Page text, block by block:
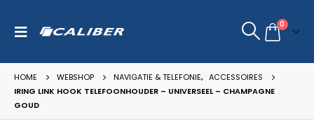
0
HOME WEBSHOP NAVIGATIE & TELEFONIE, ACCESSOIRES
IRING LINK HOOK TELEFOONHOUDER – UNIVERSEEL – CHAMPAGNE
GOUD